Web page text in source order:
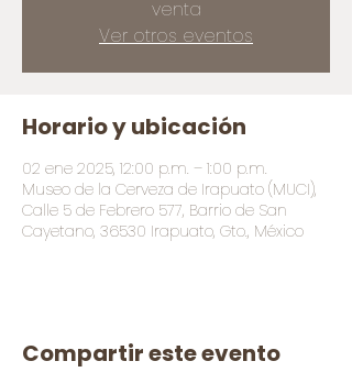
venta
Ver otros eventos
Horario y ubicación
02 ene 2025, 12:00 p.m. – 1:00 p.m.
Museo de la Cerveza de Irapuato (MUCI),
Calle 5 de Febrero 577, Barrio de San
Cayetano, 36530 Irapuato, Gto., México
Compartir este evento